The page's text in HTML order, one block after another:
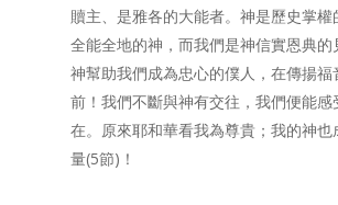
贖主、是雅各的大能者。神是歷史掌權
全能全地的神，而我們是神信實恩典的
神幫助我們成為忠心的僕人，在傳揚福
前！我們不斷與神有交往，我們便能感
在。原來耶和華看我為尊貴；我的神也
量(5節)！